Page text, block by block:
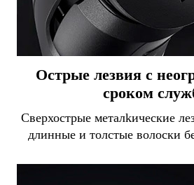
Острые лезвия с
сроком
Сверхострые металkические
длинные и толстые волоски